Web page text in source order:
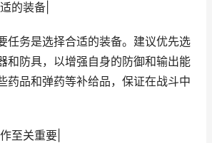
的装备|
任务是选择合适的装备。建议优先选
和防具，以增强自身的防御和输出能
药品和弹药等补给品，保证在战斗中
至关重要|